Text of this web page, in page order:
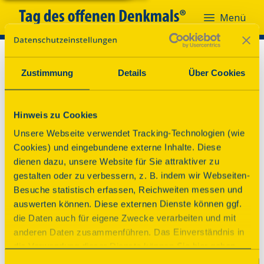
Zustimmung Details Über Cookies
Hinweis zu Cookies
Unsere Webseite verwendet Tracking-Technologien (wie
Cookies) und eingebundene externe Inhalte. Diese
dienen dazu, unsere Website für Sie attraktiver zu
gestalten oder zu verbessern, z. B. indem wir Webseiten-
Besuche statistisch erfassen, Reichweiten messen und
auswerten können. Diese externen Dienste können ggf.
die Daten auch für eigene Zwecke verarbeiten und mit
anderen Daten zusammenführen. Das Einverständnis in
die Verwendung dieser Dienste können Sie hier geben.
Menü